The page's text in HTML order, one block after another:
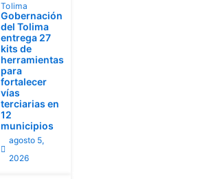
Tolima
Gobernación
del Tolima
entrega 27
kits de
herramientas
para
fortalecer
vías
terciarias en
12
municipios
agosto 5,
2026